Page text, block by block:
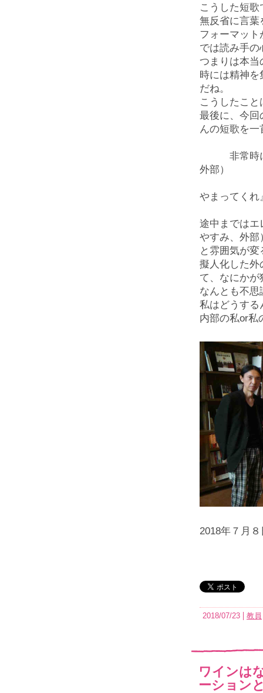
こうした短
無反省に言葉
フォーマッ
では読み手の
つまりは本
時には精神
だね。
こうしたこ
最後に、今回
んの短歌を一
非常時に押
外部）
やまってくれ
途中まではエ
やすみ、外部
と雰囲気が変
擬人化した外
て、なにかが
なんとも不
私はどうす
内部の私or私
2018年７月
2018/07/23 教員
ワインは
ーション